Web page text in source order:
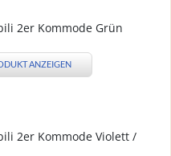
2er Kommode Grün
ANZEIGEN
2er Kommode Violett /